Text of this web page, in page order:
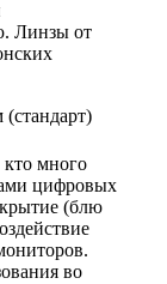
Линзы от
много
цифровых
(блю
во